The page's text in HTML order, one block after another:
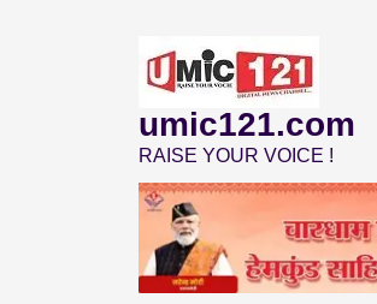
umic121.com
RAISE YOUR VOICE !